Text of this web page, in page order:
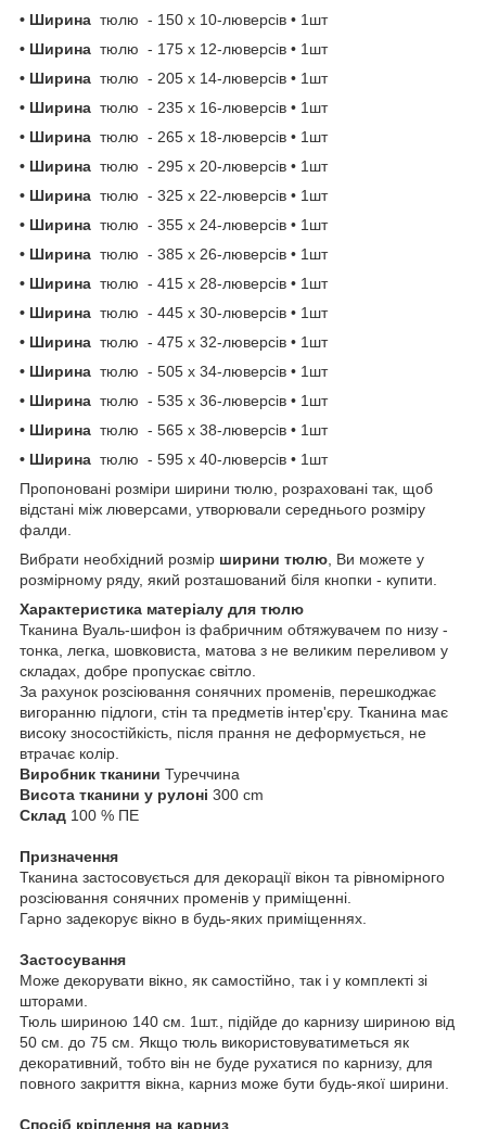
• Ширина тюлю - 150 х 10-люверсів • 1шт
• Ширина тюлю - 175 х 12-люверсів • 1шт
• Ширина тюлю - 205 х 14-люверсів • 1шт
• Ширина тюлю - 235 х 16-люверсів • 1шт
• Ширина тюлю - 265 х 18-люверсів • 1шт
• Ширина тюлю - 295 х 20-люверсів • 1шт
• Ширина тюлю - 325 х 22-люверсів • 1шт
• Ширина тюлю - 355 х 24-люверсів • 1шт
• Ширина тюлю - 385 х 26-люверсів • 1шт
• Ширина тюлю - 415 х 28-люверсів • 1шт
• Ширина тюлю - 445 х 30-люверсів • 1шт
• Ширина тюлю - 475 х 32-люверсів • 1шт
• Ширина тюлю - 505 х 34-люверсів • 1шт
• Ширина тюлю - 535 х 36-люверсів • 1шт
• Ширина тюлю - 565 х 38-люверсів • 1шт
• Ширина тюлю - 595 х 40-люверсів • 1шт
Пропоновані розміри ширини тюлю, розраховані так, щоб
відстані між люверсами, утворювали середнього розміру
фалди.
Вибрати необхідний розмір ширини тюлю , Ви можете у
розмірному ряду, який розташований біля кнопки - купити.
Характеристика матеріалу для тюлю
Тканина Вуаль-шифон із фабричним обтяжувачем по низу -
тонка, легка, шовковиста, матова з не великим переливом у
складах, добре пропускає світло.
За рахунок розсіювання сонячних променів, перешкоджає
вигоранню підлоги, стін та предметів інтер'єру. Тканина має
високу зносостійкість, після прання не деформується, не
втрачає колір.
Виробник тканини Туреччина
Висота тканини у рулоні 300 cm
Склад 100 % ПЕ
Призначення
Тканина застосовується для декорації вікон та рівномірного
розсіювання сонячних променів у приміщенні.
Гарно задекорує вікно в будь-яких приміщеннях.
Застосування
Може декорувати вікно, як самостійно, так і у комплекті зі
шторами.
Тюль шириною 140 см. 1шт., підійде до карнизу шириною від
50 см. до 75 см. Якщо тюль використовуватиметься як
декоративний, тобто він не буде рухатися по карнизу, для
повного закриття вікна, карниз може бути будь-якої ширини.
Спосіб кріплення на карниз